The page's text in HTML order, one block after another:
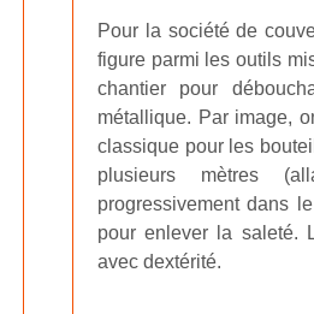
Pour la société de
figure parmi les outils
chantier pour
métallique. Par image,
classique pour les
plusieurs mètres
progressivement dans
pour enlever la saleté.
avec dextérité.